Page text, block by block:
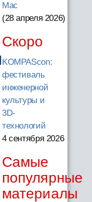
Mac
(28 апреля 2026)
Скоро
KOMPAScon:
фестиваль
инженерной
культуры и
3D-
технологий
4 сентября 2026
Самые
популярные
материалы